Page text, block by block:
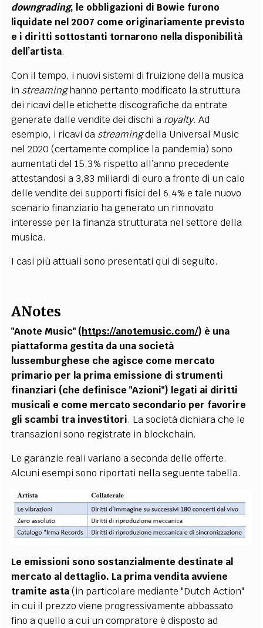
downgrading, le obbligazioni di Bowie furono
liquidate nel 2007 come originariamente previsto
e i diritti sottostanti tornarono nella disponibilità
dell’artista.
Con il tempo, i nuovi sistemi di fruizione della musica
in streaminghanno pertanto modificato la struttura
dei ricavi delle etichette discografiche da entrate
generate dalle vendite dei dischi a royalty. Ad
esempio, i ricavi da streamingdella Universal Music
nel 2020 (certamente complice la pandemia) sono
aumentati del 15,3% rispetto all’anno precedente
attestandosi a 3,83 miliardi di euro a fronte di un calo
delle vendite dei supporti fisici del 6,4% e tale nuovo
scenario finanziario ha generato un rinnovato
interesse per la finanza strutturata nel settore della
musica.
I casi più attuali sono presentati qui di seguito.
ANotes
"Anote Music" (https://anotemusic.com/) è una
piattaforma gestita da una società
lussemburghese che agisce come mercato
primario per la prima emissione di strumenti
finanziari (che definisce "Azioni") legati ai diritti
musicali e come mercato secondario per favorire
gli scambi tra investitori. La società dichiara che le
transazioni sono registrate in blockchain.
Le garanzie reali variano a seconda delle offerte.
Alcuni esempi sono riportati nella seguente tabella.
Le emissioni sono sostanzialmente destinate al
mercato al dettaglio. La prima vendita avviene
tramite asta(in particolare mediante "Dutch Action"
in cui il prezzo viene progressivamente abbassato
fino a quello a cui un compratore è disposto ad